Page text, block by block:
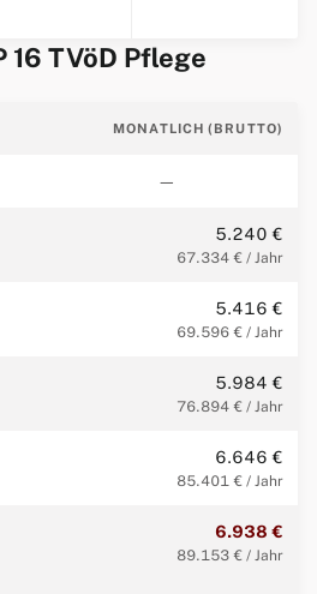
16 TVöD Pflege
MONATLICH (BRUTTO)
—
5.240 €
67.334 € / Jahr
5.416 €
69.596 € / Jahr
5.984 €
76.894 € / Jahr
6.646 €
85.401 € / Jahr
6.938 €
89.153 € / Jahr